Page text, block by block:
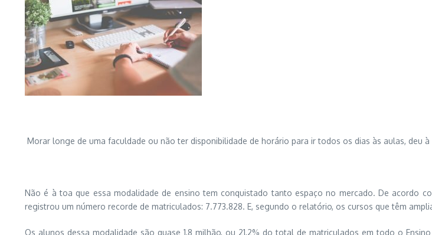
Morar longe de uma faculdade ou não ter disponibilidade de horário para ir todos os dias às aulas, deu
Não é à toa que essa modalidade de ensino tem conquistado tanto espaço no mercado. De acordo
registrou um número recorde de matriculados: 7.773.828. E, segundo o relatório, os cursos que têm
Os alunos dessa modalidade são quase 1,8 milhão, ou 21,2% do total de matriculados em todo o